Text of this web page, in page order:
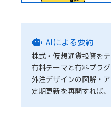
AIによる要約
株式・仮想通貨投資を
有料テーマと有料プラ
外注デザインの図解・
定期更新を再開すれば